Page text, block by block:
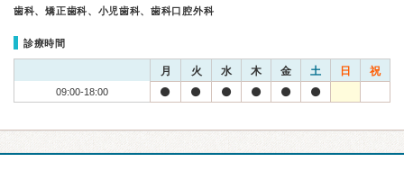
歯科、矯正歯科、小児歯科、歯科口腔外科
診療時間
月 火 水 木 金 土 日 祝
09:00-18:00